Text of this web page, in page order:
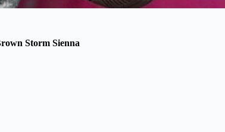
Storm Sienna